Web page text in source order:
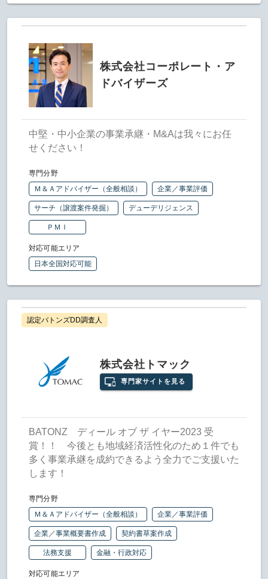
株式会社コーポレート・ア
ドバイザーズ
中堅・中小企業の事業承継・M&Aは我々にお任
せください！
専門分野
Ｍ＆Ａアドバイザー（全般相談）
企業／事業評価
サーチ（譲渡案件発掘） デューデリジェンス
ＰＭＩ
対応可能エリア
日本全国対応可能
認定バトンズDD調査人
株式会社トマック
専門家サイトを見る
BATONZ ディール オブ ザ イヤー2023 受
賞！！ 今後とも地域経済活性化のため１件でも
多く事業承継を成約できるよう全力でご支援いた
します！
専門分野
Ｍ＆Ａアドバイザー（全般相談）
企業／事業評価
企業／事業概要書作成 契約書草案作成
法務支援 金融・行政対応
対応可能エリア